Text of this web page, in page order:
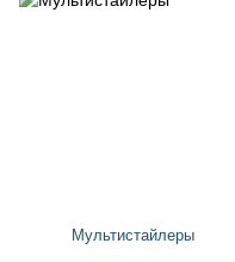
Мультистайлеры